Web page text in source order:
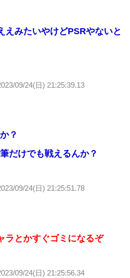
えみたいやけどPSRやないと
09/24(日) 21:25:39.13
？
だけでも戦えるんか？
09/24(日) 21:25:51.78
ラとかすぐゴミになるぞ
09/24(日) 21:25:56.34